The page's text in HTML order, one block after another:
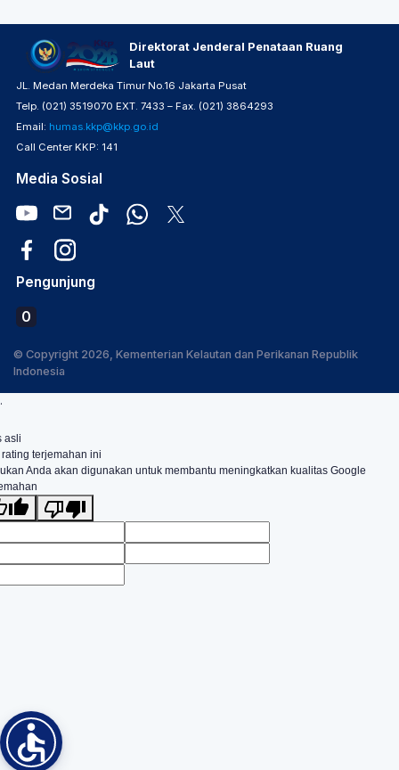
Direktorat Jenderal Penataan Ruang
Laut
JL. Medan Merdeka Timur No.16 Jakarta Pusat
Telp. (021) 3519070 EXT. 7433 – Fax. (021) 3864293
Email: humas.kkp@kkp.go.id
Call Center KKP: 141
Media Sosial
Pengunjung
0
© Copyright 2026, Kementerian Kelautan dan Perikanan Republik
Indonesia
.
asli
terjemahan ini
Anda akan digunakan untuk membantu meningkatkan kualitas Google